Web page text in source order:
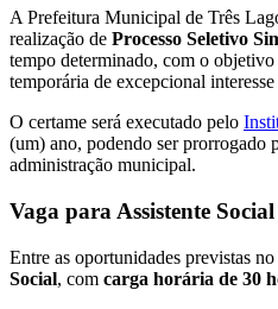
A Prefeitura Municipal de Três
realização de Processo Seletivo
tempo determinado, com o objetivo
temporária de excepcional
O certame será executado pelo
(um) ano, podendo ser prorrogado
administração municipal.
Vaga para Assistente Social
Entre as oportunidades previstas
Social, com carga horária de 30